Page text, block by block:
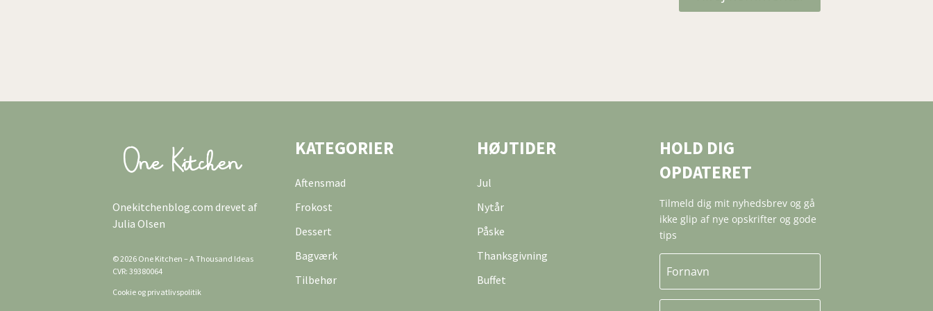
Onekitchenblog.com drevet af
Julia Olsen
© 2026 One Kitchen – A Thousand Ideas
CVR: 39380064
Cookie og privatlivspolitik
KATEGORIER
Aftensmad
Frokost
Dessert
Bagværk
Tilbehør
HØJTIDER
Jul
Nytår
Påske
Thanksgivning
Buffet
HOLD DIG
OPDATERET
Tilmeld dig mit nyhedsbrev og gå
ikke glip af nye opskrifter og gode
tips